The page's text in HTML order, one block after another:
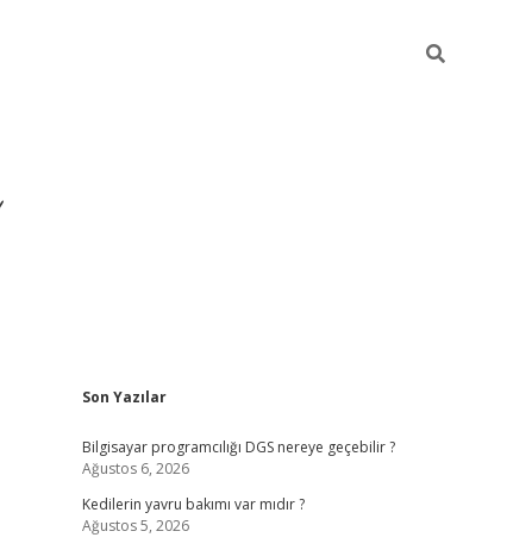
Sidebar
Son Yazılar
Bilgisayar programcılığı DGS nereye geçebilir ?
Ağustos 6, 2026
Kedilerin yavru bakımı var mıdır ?
Ağustos 5, 2026